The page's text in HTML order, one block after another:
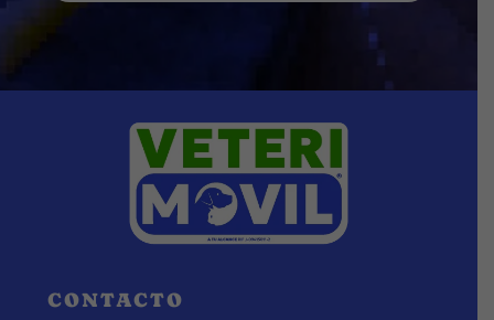
CONTACTO